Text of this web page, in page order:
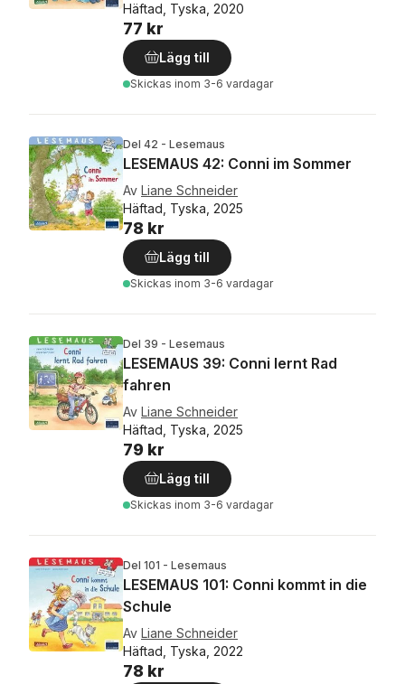
Häftad, Tyska, 2020
77 kr
Lägg till
Skickas inom 3-6 vardagar
Del 42 - Lesemaus
LESEMAUS 42: Conni im Sommer
Av Liane Schneider
Häftad, Tyska, 2025
78 kr
Lägg till
Skickas inom 3-6 vardagar
Del 39 - Lesemaus
LESEMAUS 39: Conni lernt Rad
fahren
Av Liane Schneider
Häftad, Tyska, 2025
79 kr
Lägg till
Skickas inom 3-6 vardagar
Del 101 - Lesemaus
LESEMAUS 101: Conni kommt in die
Schule
Av Liane Schneider
Häftad, Tyska, 2022
78 kr